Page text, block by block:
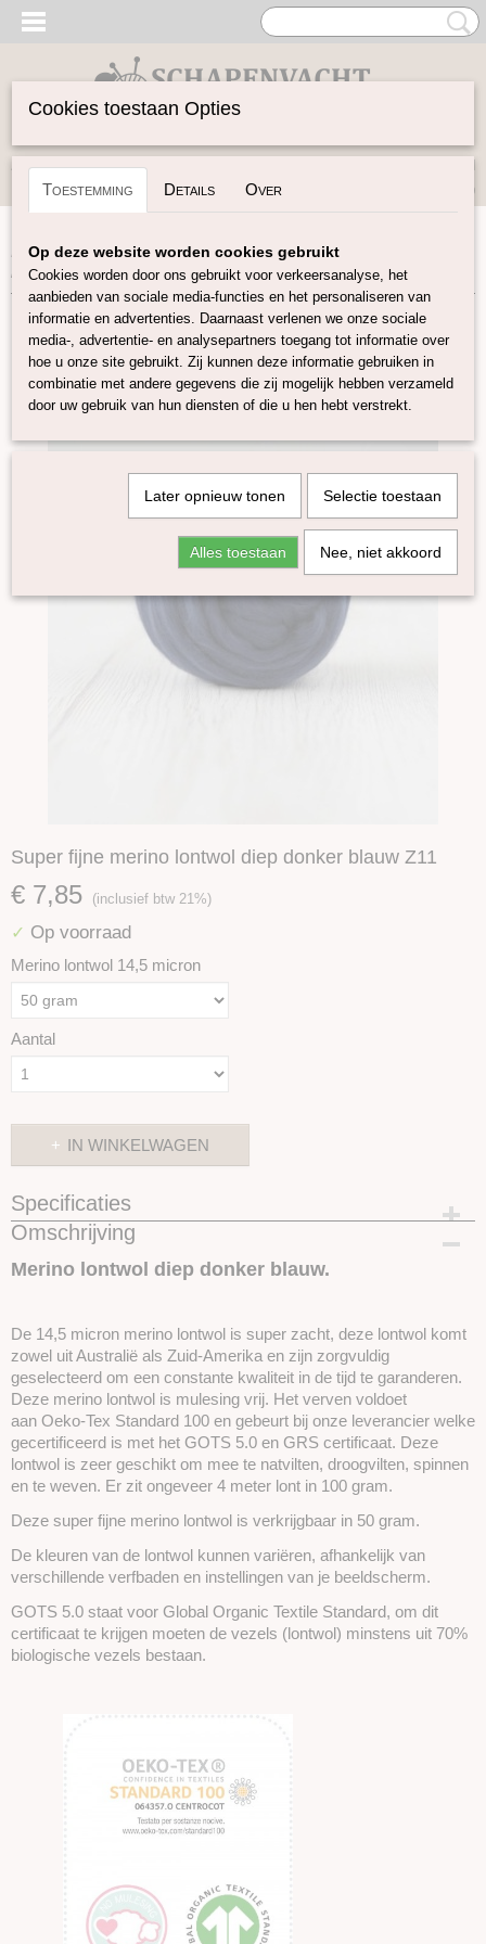
Inloggen Registreren
(0)
Home>Vilten>Lontwol gekleurd 14,5 mic
merino lontwol diep donker blauw Z11
Super fijne merino lontwol diep donker blauw Z11
€ 7,85 (inclusief btw 21%)
✓ Op voorraad
Merino lontwol 14,5 micron
Aantal
IN WINKELWAGEN
Specificaties
Productcode
Omschrijving
Merino lontwol diep donker blauw.
De 14,5 micron merino lontwol is super zacht, deze lontwol komt
zowel uit Australië als Zuid-Amerika en zijn zorgvuldig
geselecteerd om een ​​constante kwaliteit in de tijd te garanderen.
Deze merino lontwol is mulesing vrij. Het verven voldoet
aan Oeko-Tex Standard 100 en gebeurt bij onze leverancier welke
gecertificeerd is met het GOTS 5.0 en GRS certificaat. Deze
lontwol is zeer geschikt om mee te natvilten, droogvilten, spinnen
en te weven. Er zit ongeveer 4 meter lont in 100 gram.
Deze super fijne merino lontwol is verkrijgbaar in 50 gram.
De kleuren van de lontwol kunnen variëren, afhankelijk van
verschillende verfbaden en instellingen van je beeldscherm.
GOTS 5.0 staat voor Global Organic Textile Standard, om dit
certificaat te krijgen moeten de vezels (lontwol) minstens uit 70%
biologische vezels bestaan.
Cookies toestaan Opties
Toestemming Details Over
Op deze website worden cookies gebruikt
Cookies worden door ons gebruikt voor verkeersanalyse, het
aanbieden van sociale media-functies en het personaliseren van
informatie en advertenties. Daarnaast verlenen we onze sociale
media-, advertentie- en analysepartners toegang tot informatie over
hoe u onze site gebruikt. Zij kunnen deze informatie gebruiken in
combinatie met andere gegevens die zij mogelijk hebben verzameld
door uw gebruik van hun diensten of die u hen hebt verstrekt.
Later opnieuw tonen Selectie toestaan
Alles toestaan Nee, niet akkoord